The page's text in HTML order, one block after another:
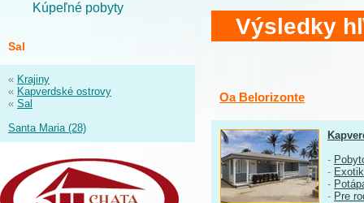
Kúpeľné pobyty
Sal
« Krajiny
« Kapverdské ostrovy
« Sal
Santa Maria (28)
Výsledky
Oa Belorizonte
-
-
-
- Pre